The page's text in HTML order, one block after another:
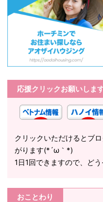
応援クリックお願いしま
クリックいただけるとブ
がります(*´ω｀*)
1日1回できますので、ど
おことわり